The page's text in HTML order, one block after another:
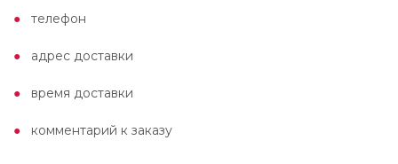
телефон
адрес доставки
время доставки
комментарий к заказу